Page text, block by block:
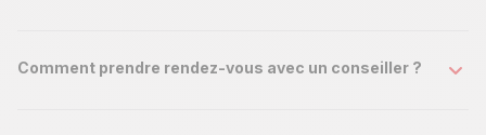
Comment prendre rendez-vous avec un conseiller ?